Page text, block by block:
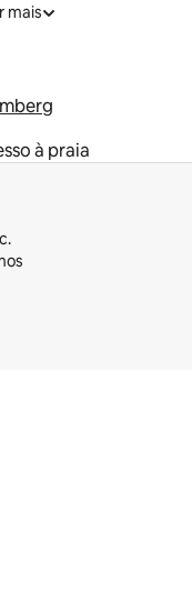
mais
à praia